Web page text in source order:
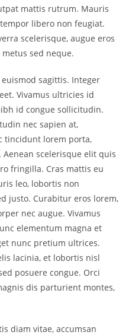
mattis rutrum. Mauris
libero non feugiat.
scelerisque, augue eros
sed neque.
sagittis. Integer
Vivamus ultricies id
id congue sollicitudin.
nec sapien at,
tincidunt lorem porta,
scelerisque elit quis
fringilla. Cras mattis eu
leo, lobortis non
justo. Curabitur eros lorem,
nec augue. Vivamus
elementum magna et
nunc pretium ultrices.
lacinia, et lobortis nisl
posuere congue. Orci
dis parturient montes,
diam vitae, accumsan